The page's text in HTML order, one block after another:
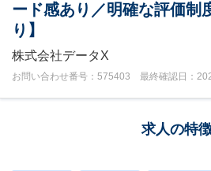
ード感あり／明確な評価制
り】
株式会社データX
お問い合わせ番号：575403 最終確認日：
求人の特